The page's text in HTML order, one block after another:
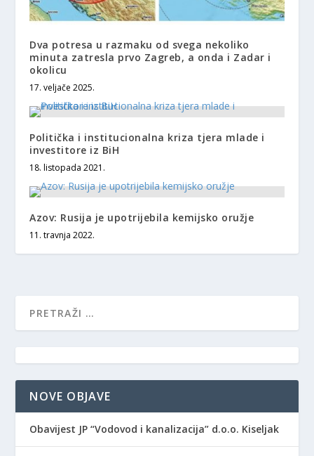
Dva potresa u razmaku od svega nekoliko
minuta zatresla prvo Zagreb, a onda i Zadar i
okolicu
17. veljače 2025.
Politička i institucionalna kriza tjera mlade i
investitore iz BiH
18. listopada 2021.
Azov: Rusija je upotrijebila kemijsko oružje
11. travnja 2022.
NOVE OBJAVE
Obavijest JP “Vodovod i kanalizacija” d.o.o. Kiseljak